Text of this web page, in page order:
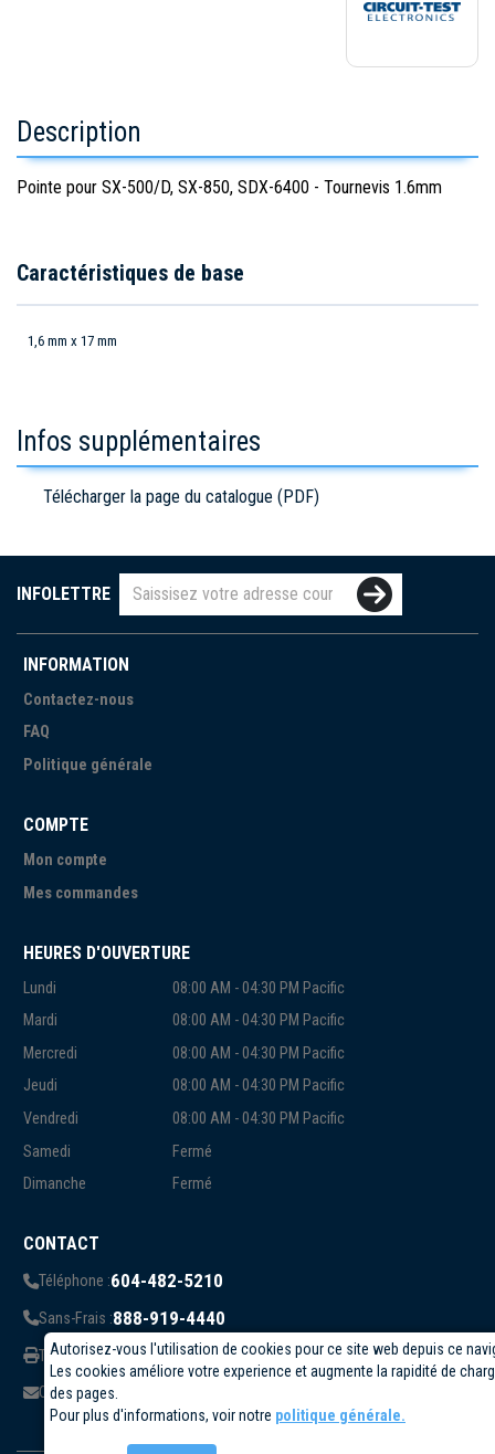
Autorisez-vous l'utilisation de cookies pour ce site web depuis ce
Les cookies améliore votre experience et augmente la rapidité de
des pages.
Pour plus d'informations, voir notre politique générale.
Description
Pointe pour SX-500/D, SX-850, SDX-6400 - Tournevis 1.6mm
Caractéristiques de base
1,6 mm x 17 mm
Infos supplémentaires
Télécharger la page du catalogue (PDF)
INFOLETTRE
INFORMATION
Contactez-nous
FAQ
Politique générale
COMPTE
Mon compte
Mes commandes
HEURES D'OUVERTURE
Lundi
08:00 AM - 04:30 PM Pacific
Mardi
08:00 AM - 04:30 PM Pacific
Mercredi
08:00 AM - 04:30 PM Pacific
Jeudi
08:00 AM - 04:30 PM Pacific
Vendredi
08:00 AM - 04:30 PM Pacific
Samedi
Fermé
Dimanche
Fermé
CONTACT
Téléphone :604-482-5210
Sans-Frais :888-919-4440
Télécopieur:819-823-1006
Courriel:info@circuittest.com